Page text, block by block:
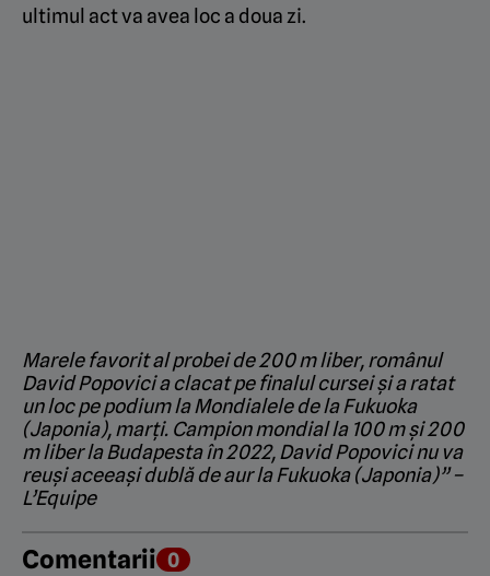
ultimul act va avea loc a doua zi.
Marele favorit al probei de 200 m liber, românul
David Popovici a clacat pe finalul cursei și a ratat
un loc pe podium la Mondialele de la Fukuoka
(Japonia), marți. Campion mondial la 100 m și 200
m liber la Budapesta în 2022, David Popovici nu va
reuși aceeași dublă de aur la Fukuoka (Japonia)” –
L’Equipe
Comentarii 0